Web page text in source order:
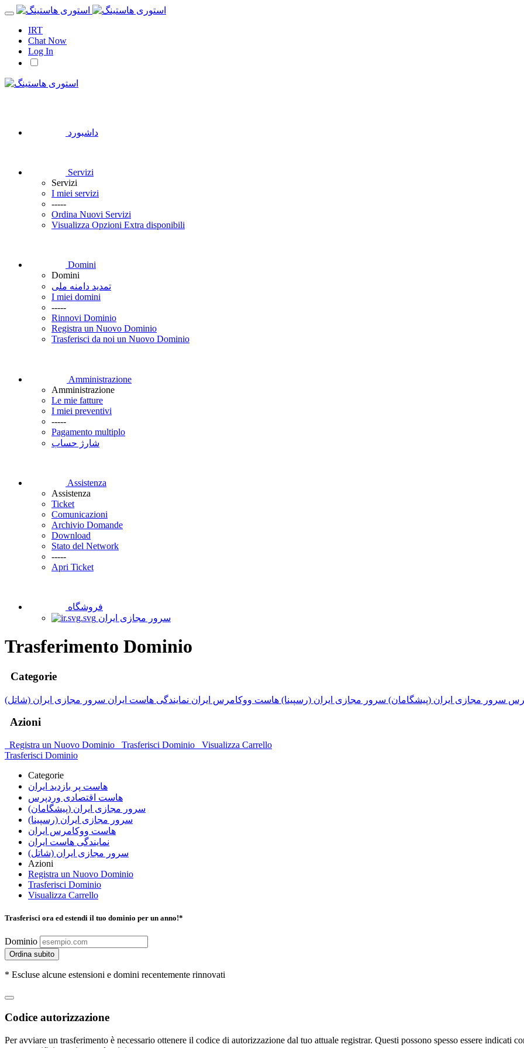
IRT
Chat Now
Log In
داشبورد
Servizi
Servizi
I miei servizi
-----
Ordina Nuovi Servizi
Visualizza Opzioni Extra disponibili
Domini
Domini
تمدید دامنه ملی
I miei domini
-----
Rinnovi Dominio
Registra un Nuovo Dominio
Trasferisci da noi un Nuovo Dominio
Amministrazione
Amministrazione
Le mie fatture
I miei preventivi
-----
Pagamento multiplo
شارژ حساب
Assistenza
Assistenza
Ticket
Comunicazioni
Archivio Domande
Download
Stato del Network
-----
Apri Ticket
فروشگاه
سرور مجازی ایران
Trasferimento Dominio
Categorie
سرور مجازی ایران (پیشگامان) سرور مجازی ایران (رسپینا) هاست ووکامرس ایران نمایندگی هاست ایران سرور مجازی ایران (شاتل)
Azioni
Registra un Nuovo Dominio Trasferisci Dominio
Visualizza Carrello
Trasferisci Dominio
Categorie
هاست پر بازدید ایران
هاست اقتصادی وردپرس
سرور مجازی ایران (پیشگامان)
سرور مجازی ایران (رسپینا)
هاست ووکامرس ایران
نمایندگی هاست ایران
سرور مجازی ایران (شاتل)
Azioni
Registra un Nuovo Dominio
Trasferisci Dominio
Visualizza Carrello
Trasferisci ora ed estendi il tuo dominio per un anno!*
Dominio
Ordina subito
* Escluse alcune estensioni e domini recentemente rinnovati
Codice autorizzazione
Per avviare un trasferimento è necessario ottenere il codice di autorizzazione dal tuo attuale registrar. Questi possono spesso essere indicati